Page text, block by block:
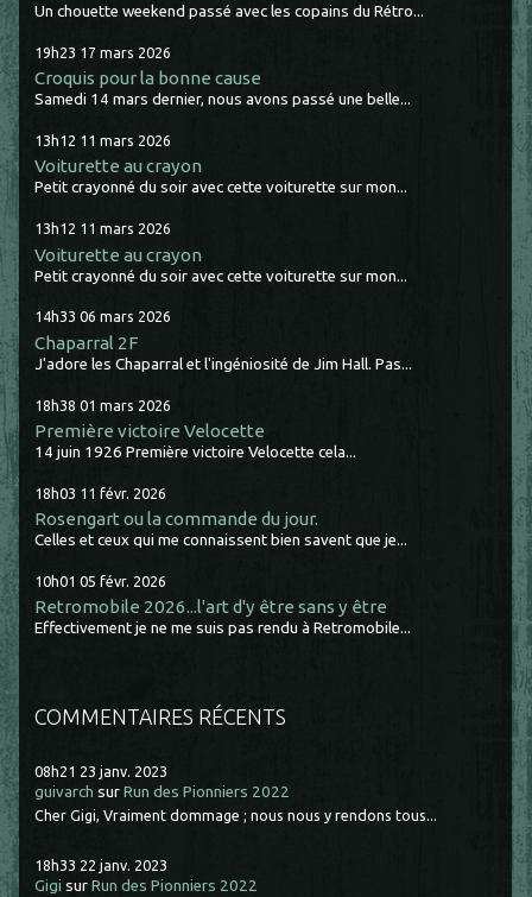
Un chouette weekend passé avec les copains du Rétro...
19h23 17 mars 2026
Croquis pour la bonne cause
Samedi 14 mars dernier, nous avons passé une belle...
13h12 11 mars 2026
Voiturette au crayon
Petit crayonné du soir avec cette voiturette sur mon...
13h12 11 mars 2026
Voiturette au crayon
Petit crayonné du soir avec cette voiturette sur mon...
14h33 06 mars 2026
Chaparral 2F
J'adore les Chaparral et l'ingéniosité de Jim Hall. Pas...
18h38 01 mars 2026
Première victoire Velocette
14 juin 1926 Première victoire Velocette cela...
18h03 11 févr. 2026
Rosengart ou la commande du jour.
Celles et ceux qui me connaissent bien savent que je...
10h01 05 févr. 2026
Retromobile 2026...l'art d'y être sans y être
Effectivement je ne me suis pas rendu à Retromobile...
COMMENTAIRES RÉCENTS
08h21 23 janv. 2023
guivarch surRun des Pionniers 2022
Cher Gigi, Vraiment dommage ; nous nous y rendons tous...
18h33 22 janv. 2023
Gigi surRun des Pionniers 2022